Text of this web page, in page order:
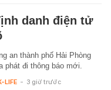
danh điện tử
an thành phố Hải Phòng
phát đi thông báo mới.
LIFE - 3 giờ trước